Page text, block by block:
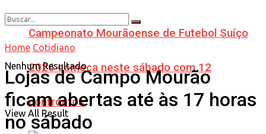
Campeonato Mourãoense de Futebol Suíço
2026 começa neste sábado com 12
confrontos
Nenhum Resultado
View All Result
Home Cotidiano
Lojas de Campo Mourão
ficam abertas até às 17 horas
no sábado